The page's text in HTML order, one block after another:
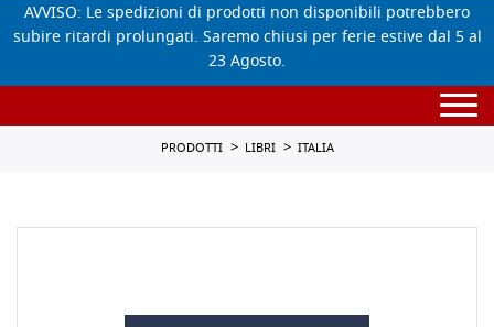
AVVISO: Le spedizioni di prodotti non disponibili potrebbero
subire ritardi prolungati. Saremo chiusi per ferie estive dal 5 al
23 Agosto.
PRODOTTI LIBRI ITALIA